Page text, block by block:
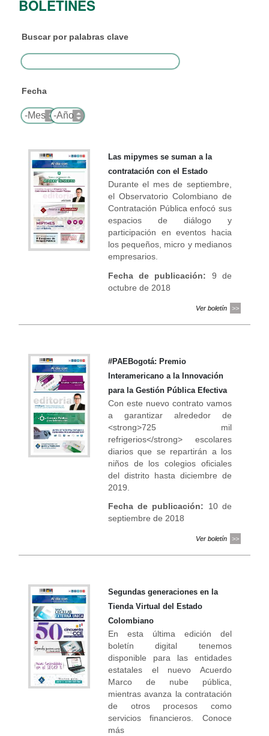
BOLETINES
Buscar por palabras clave
Fecha
Mes
Año
Las mipymes se suman a la
contratación con el Estado
Durante el mes de septiembre,
el Observatorio Colombiano de
Contratación Pública enfocó sus
espacios de diálogo y
participación en eventos hacia
los pequeños, micro y medianos
empresarios.
Fecha de publicación: 9 de
octubre de 2018
Ver boletín
#PAEBogotá: Premio
Interamericano a la Innovación
para la Gestión Pública Efectiva
Con este nuevo contrato vamos
a garantizar alrededor de
<strong>725 mil
refrigerios</strong> escolares
diarios que se repartirán a los
niños de los colegios oficiales
del distrito hasta diciembre de
2019.
Fecha de publicación: 10 de
septiembre de 2018
Ver boletín
Segundas generaciones en la
Tienda Virtual del Estado
Colombiano
En esta última edición del
boletín digital tenemos
disponible para las entidades
estatales el nuevo Acuerdo
Marco de nube pública,
mientras avanza la contratación
de otros procesos como
servicios financieros. Conoce
más